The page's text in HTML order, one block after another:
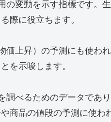
人たちが、商品やサービ
いる人がいるとします。
さんの作業が必要ですよ
、肥料の値段の変動を
ごの値段も上がる可能性